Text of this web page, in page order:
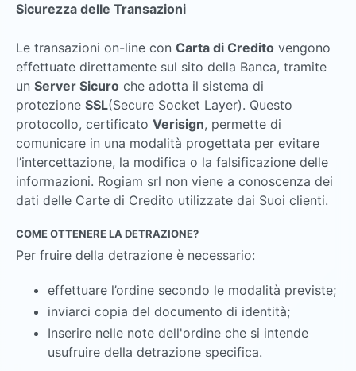
Sicurezza delle Transazioni
Le transazioni on-line con Carta di Credito vengono
effettuate direttamente sul sito della Banca, tramite
un Server Sicuro che adotta il sistema di
protezione SSL(Secure Socket Layer). Questo
protocollo, certificato Verisign, permette di
comunicare in una modalità progettata per evitare
l’intercettazione, la modifica o la falsificazione delle
informazioni. Rogiam srl non viene a conoscenza dei
dati delle Carte di Credito utilizzate dai Suoi clienti.
COME OTTENERE LA DETRAZIONE?
Per fruire della detrazione è necessario:
effettuare l’ordine secondo le modalità previste;
inviarci copia del documento di identità;
Inserire nelle note dell'ordine che si intende
usufruire della detrazione specifica.